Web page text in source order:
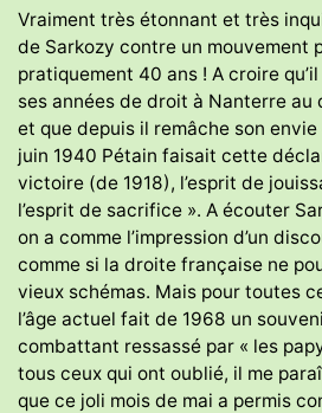
Vraiment très étonnant et très
de Sarkozy contre un mouvement
pratiquement 40 ans ! A croire
ses années de droit à Nanterre au
et que depuis il remâche son
juin 1940 Pétain faisait cette
victoire (de 1918), l’esprit de
l’esprit de sacrifice ». A écouter
on a comme l’impression d’un
comme si la droite française ne
vieux schémas. Mais pour toutes
l’âge actuel fait de 1968 un
combattant ressassé par « les
tous ceux qui ont oublié, il me
que ce joli mois de mai a permis